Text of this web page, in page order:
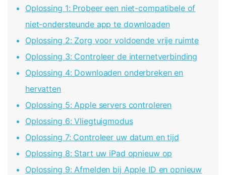
Gegevens wissen
iPhone gegevens wissen Android gegevens wissen
Telefoon Overdracht
Oplossing 1: Probeer een niet-compatibele of
niet-ondersteunde app te downloaden
Oplossing 2: Zorg voor voldoende vrije ruimte
Oplossing 3: Controleer de internetverbinding
Oplossing 4: Downloaden onderbreken en
hervatten
Oplossing 5: Apple servers controleren
Oplossing 6: Vliegtuigmodus
Oplossing 7: Controleer uw datum en tijd
Oplossing 8: Start uw iPad opnieuw op
Oplossing 9: Afmelden bij Apple ID en opnieuw